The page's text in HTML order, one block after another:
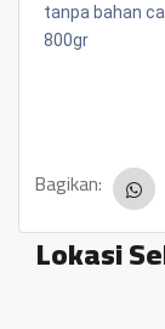
tanpa bahan
800gr
Bagikan:
Lokasi